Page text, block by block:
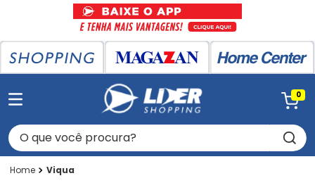
0
O que você procura?
Viqua